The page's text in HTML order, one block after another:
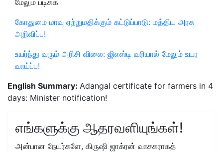
கோதுமை மாவு ஏற்றுமதிக்கும் கட்டுப்பாடு: மத்திய அரசு
அறிவிப்பு!
உயர்ந்து வரும் அரிசி விலை: ஜிஎஸ்டி வரியால் மேலும் உயர
வாய்ப்பு!
English Summary: Adangal certificate for farmers in 4
days: Minister notification!
எங்களுக்கு ஆதரவளியுங்கள்!
அன்பான நேயர்களே, கிருஷி ஜாக்ரன் வாசகராகத்